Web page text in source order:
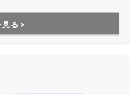
TATTAを運営するグッドリ
している会社なので、資金
感があります。
る＞